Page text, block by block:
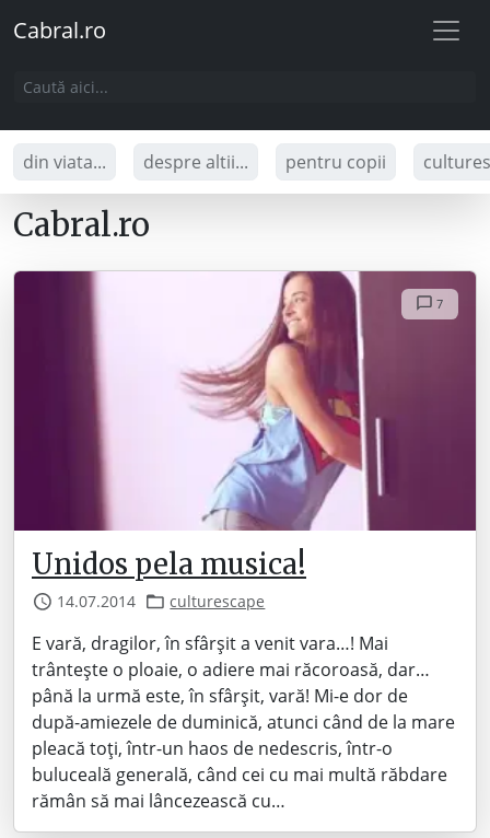
Cabral.ro
din viata... despre altii... pentru copii
Cabral.ro
7
Unidos pela musica!
14.07.2014 culturescape
E vară, dragilor, în sfârșit a venit vara…! Mai
trântește o ploaie, o adiere mai răcoroasă, dar…
până la urmă este, în sfârșit, vară! Mi-e dor de
după-amiezele de duminică, atunci când de la mare
pleacă toți, într-un haos de nedescris, într-o
buluceală generală, când cei cu mai multă răbdare
rămân să mai lâncezească cu…